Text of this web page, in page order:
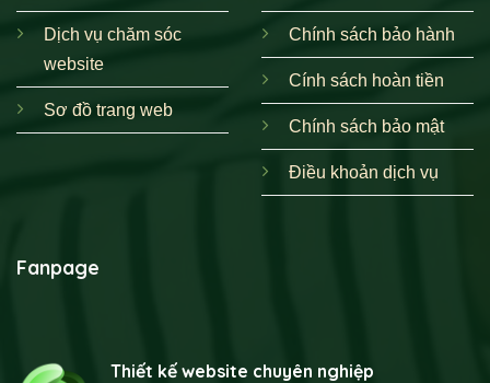
Dịch vụ chăm sóc
website
Sơ đồ trang web
Chính sách bảo hành
Cính sách hoàn tiền
Chính sách bảo mật
Điều khoản dịch vụ
Fanpage
Thiết kế website chuyên nghiệp